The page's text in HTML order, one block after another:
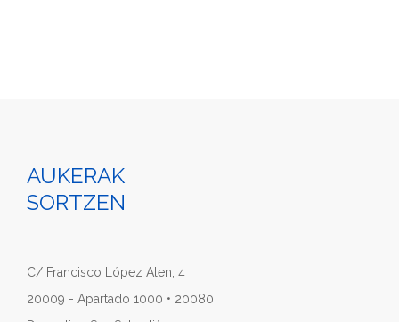
AUKERAK
SORTZEN
C/ Francisco López Alen, 4
20009 - Apartado 1000 • 20080